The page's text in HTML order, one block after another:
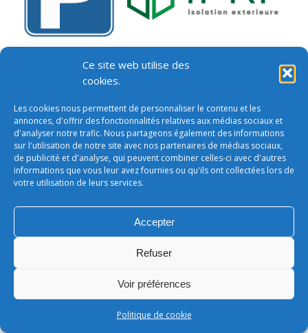
Ce site web utilise des
cookies.
Les cookies nous permettent de personnaliser le contenu et les
annonces, d'offrir des fonctionnalités relatives aux médias sociaux et
d'analyser notre trafic. Nous partageons également des informations
sur l'utilisation de notre site avec nos partenaires de médias sociaux,
de publicité et d'analyse, qui peuvent combiner celles-ci avec d'autres
informations que vous leur avez fournies ou qu'ils ont collectées lors de
votre utilisation de leurs services.
Accepter
Refuser
Voir préférences
Politique de cookie
Conditions générales de vente
footer
LEONARD - SARL au capital de 50 000€